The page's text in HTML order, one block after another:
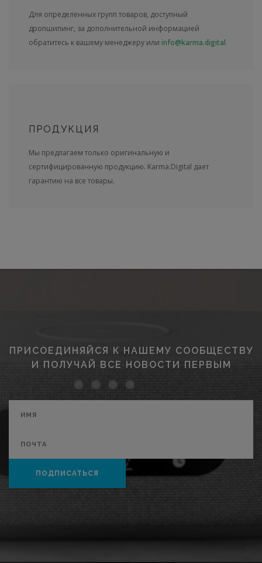
Для определенных групп товаров, доступный
дропшипинг, за дополнительной информацией
обратитесь к вашему менеджеру или info@karma.digital
ПРОДУКЦИЯ
Мы предлагаем только оригинальную и
сертифицированную продукцию. Karma.Digital дает
гарантию на все товары.
ПРИСОЕДИНЯЙСЯ К НАШЕМУ СООБЩЕСТВУ
И ПОЛУЧАЙ ВСЕ НОВОСТИ ПЕРВЫМ
ПОДПИСАТЬСЯ